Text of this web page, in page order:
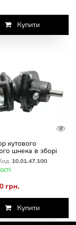
Купити
кутового
шнека в зборі
Акрос
10.01.47.100
грн.
Купити